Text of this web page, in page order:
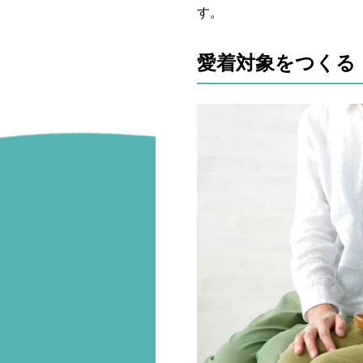
す。
愛着対象をつくる